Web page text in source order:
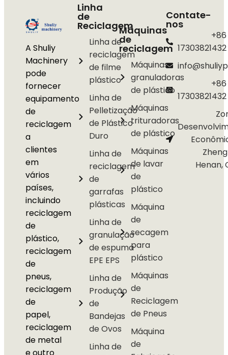
A Shuliy
Machinery
pode
fornecer
equipamento
de
reciclagem
a
clientes
em
vários
países,
incluindo
reciclagem
de
plástico,
reciclagem
de
pneus,
reciclagem
de
papel,
reciclagem
de metal
Linha
de
Reciclagem
Linha de
reciclagem
de filme
plástico
Linha de
Pelletização
de Plástico
Duro
Linha de
reciclagem
de
garrafas
plásticas
Linha de
granulação
de espuma
EPE EPS
Linha de
Produção
de
Bandejas
de Ovos
Linha de
Máquinas
de
reciclagem
Máquinas
granuladoras
de plástico
Máquinas
trituradoras
de plástico
Máquinas
de lavar
de
plástico
Máquina
de
secagem
para
plástico
Máquinas
de
Reciclagem
de Pneus
Máquina
de
Contate-
nos
+86
17303821432
+86
17303821432
Henan,